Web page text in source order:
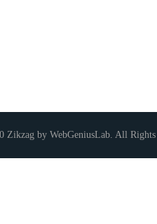
Zikzag by WebGeniusLab. All Rights